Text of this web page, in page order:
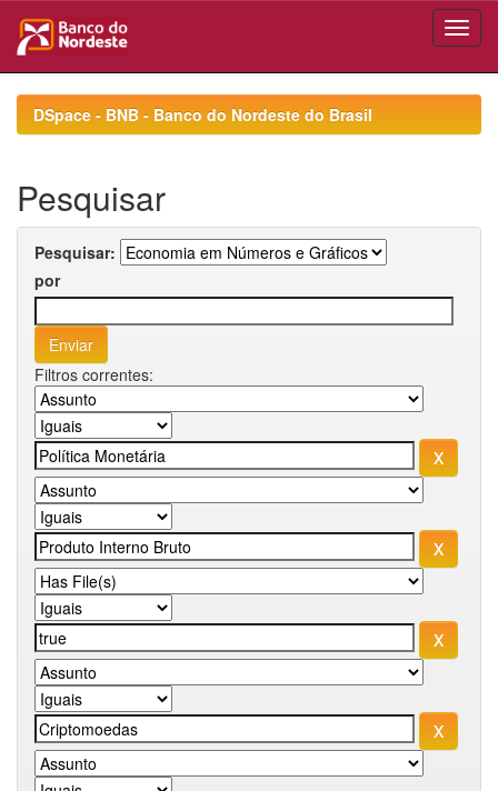
navigationDSpace - BNB - Banco do Nordeste do Brasil
Pesquisar
Pesquisar:
por
Filtros correntes: